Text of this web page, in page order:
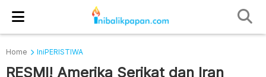
Home IniPERISTIWA
RESMI! Amerika Serikat dan Iran